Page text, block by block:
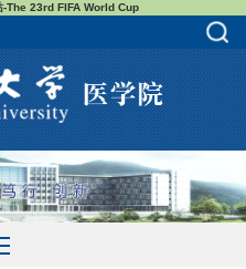
-The 23rd FIFA World Cup